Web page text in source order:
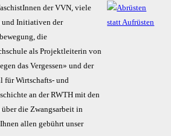
der VVN, viele
und Initiativen der
die
als Projektleiterin von
das Vergessen» und der
für Wirtschafts- und
an der RWTH mit den
die Zwangsarbeit in
allen gebührt unser